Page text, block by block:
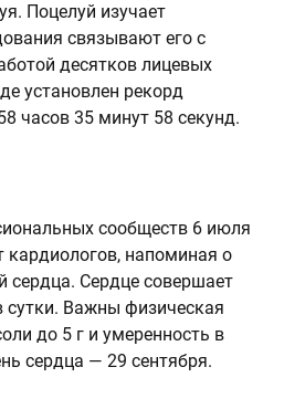
Поцелуй изучает
связывают его с
десятков лицевых
установлен рекорд
часов 35 минут 58 секунд.
сообществ 6 июля
напоминая о
сердца. Сердце совершает
сутки. Важны физическая
до 5 г и умеренность в
сердца — 29 сентября.